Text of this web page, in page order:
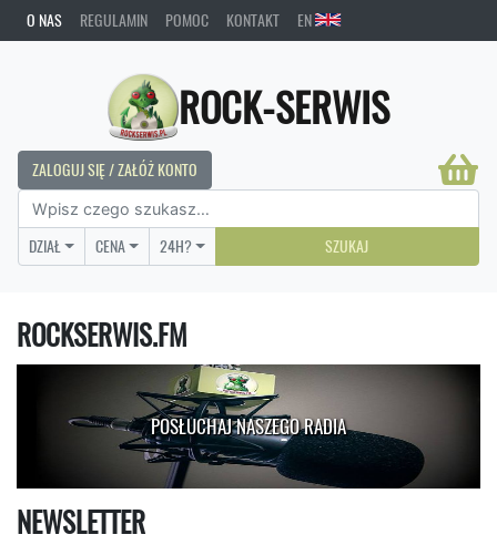
O NAS REGULAMIN POMOC KONTAKT EN
ROCK-SERWIS
ZALOGUJ SIĘ / ZAŁÓŻ KONTO
DZIAŁ CENA 24H? SZUKAJ
ROCKSERWIS.FM
POSŁUCHAJ NASZEGO RADIA
NEWSLETTER